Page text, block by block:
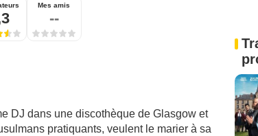
Mes amis
--
DJ dans une discothèque de Glasgow et
pratiquants, veulent le marier à sa